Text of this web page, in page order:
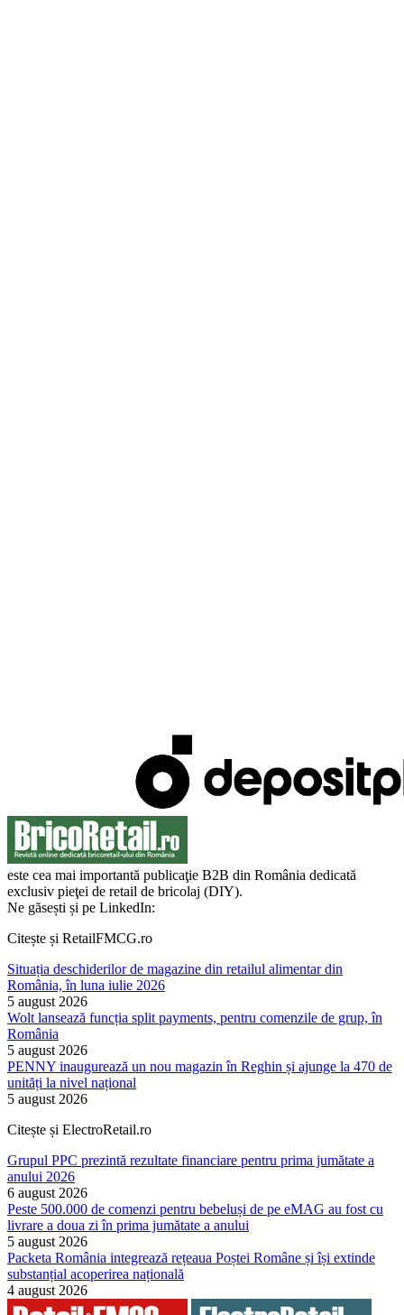
este cea mai importantă publicaţie B2B din România dedicată
exclusiv pieţei de retail de bricolaj (DIY).
Ne găsești și pe LinkedIn:
Citește și RetailFMCG.ro
Situația deschiderilor de magazine din retailul alimentar din
România, în luna iulie 2026
5 august 2026
Wolt lansează funcția split payments, pentru comenzile de grup, în
România
5 august 2026
PENNY inaugurează un nou magazin în Reghin și ajunge la 470 de
unități la nivel național
5 august 2026
Citește și ElectroRetail.ro
Grupul PPC prezintă rezultate financiare pentru prima jumătate a
anului 2026
6 august 2026
Peste 500.000 de comenzi pentru bebeluși de pe eMAG au fost cu
livrare a doua zi în prima jumătate a anului
5 august 2026
Packeta România integrează rețeaua Poștei Române și își extinde
substanțial acoperirea națională
4 august 2026